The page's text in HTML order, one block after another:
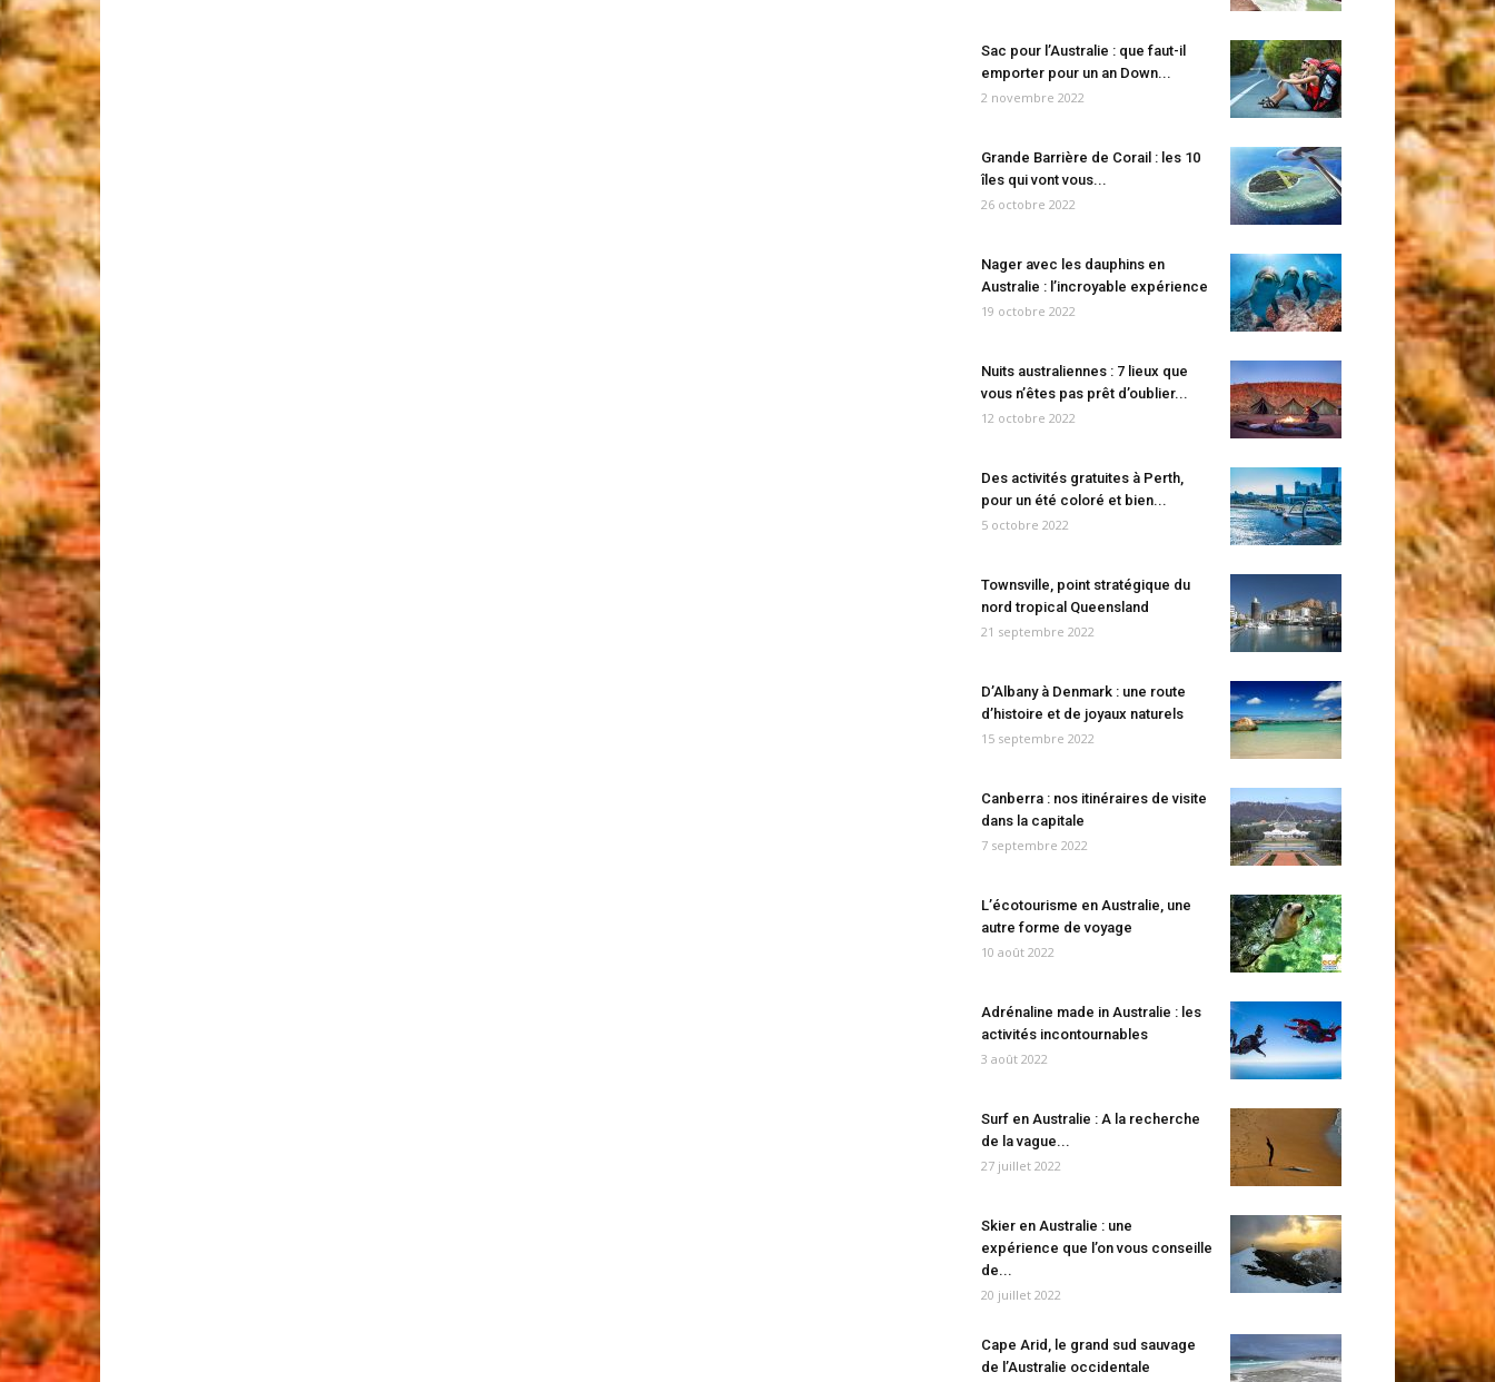
Sac pour l’Australie : que faut-il
emporter pour un an Down...
2 novembre 2022
Grande Barrière de Corail : les 10
îles qui vont vous...
26 octobre 2022
Nager avec les dauphins en
Australie : l’incroyable expérience
19 octobre 2022
Nuits australiennes : 7 lieux que
vous n’êtes pas prêt d’oublier...
12 octobre 2022
Des activités gratuites à Perth,
pour un été coloré et bien...
5 octobre 2022
Townsville, point stratégique du
nord tropical Queensland
21 septembre 2022
D’Albany à Denmark : une route
d’histoire et de joyaux naturels
15 septembre 2022
Canberra : nos itinéraires de visite
dans la capitale
7 septembre 2022
L’écotourisme en Australie, une
autre forme de voyage
10 août 2022
Adrénaline made in Australie : les
activités incontournables
3 août 2022
Surf en Australie : A la recherche
de la vague...
27 juillet 2022
Skier en Australie : une
expérience que l’on vous conseille
de...
20 juillet 2022
Cape Arid, le grand sud sauvage
de l’Australie occidentale